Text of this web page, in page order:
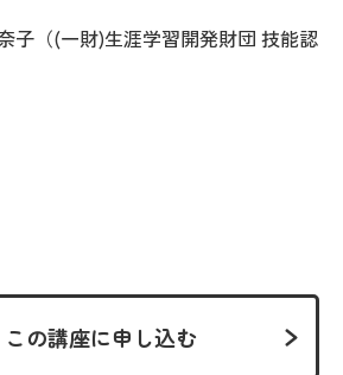
子（(一財)生涯学習開発財団 技能認
この講座に申し込む